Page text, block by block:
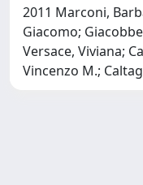
2011 Marconi,
Giacomo;
Versace, Viviana;
Vincenzo M.;